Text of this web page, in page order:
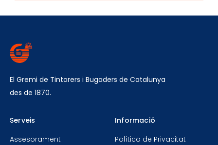
El Gremi de Tintorers i Bugaders de Catalunya
des de 1870.
Serveis
Assesorament
Informació
Política de Privacitat